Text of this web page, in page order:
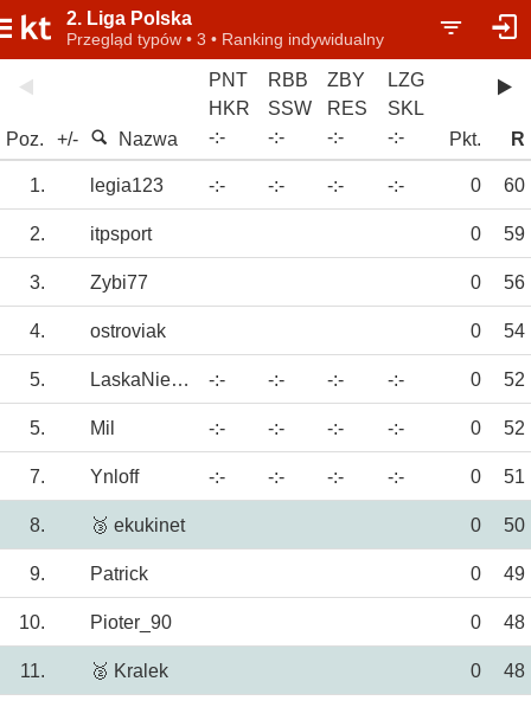
2. Liga Polska
Przegląd typów • 3 • Ranking indywidualny
Poz. +/- Nazwa
PNT
HKR
-:-
RBB
SSW
-:-
ZBY
RES
-:-
LZG
SKL
-:- Pkt. R
1. legia123 -:- -:- -:- -:- 0 60
2. itpsport 0 59
3. Zybi77 0 56
4. ostroviak 0 54
5. LaskaNiebieska -:- -:- -:- -:- 0 52
5. Mil -:- -:- -:- -:- 0 52
7. Ynloff -:- -:- -:- -:- 0 51
8. 🥉 ekukinet 0 50
9. Patrick 0 49
10. Pioter_90 0 48
11. 🥈 Kralek 0 48